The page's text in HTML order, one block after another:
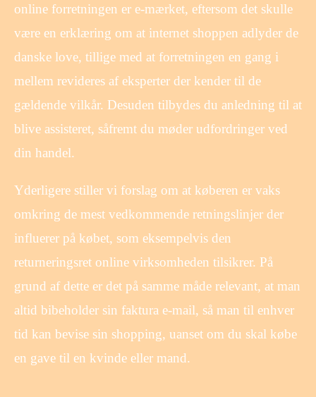
online forretningen er e-mærket, eftersom det skulle
være en erklæring om at internet shoppen adlyder de
danske love, tillige med at forretningen en gang i
mellem revideres af eksperter der kender til de
gældende vilkår. Desuden tilbydes du anledning til at
blive assisteret, såfremt du møder udfordringer ved
din handel.
Yderligere stiller vi forslag om at køberen er vaks
omkring de mest vedkommende retningslinjer der
influerer på købet, som eksempelvis den
returneringsret online virksomheden tilsikrer. På
grund af dette er det på samme måde relevant, at man
altid bibeholder sin faktura e-mail, så man til enhver
tid kan bevise sin shopping, uanset om du skal købe
en gave til en kvinde eller mand.